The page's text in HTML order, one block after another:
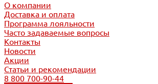
О компании
Доставка и оплата
Программа лояльности
Часто задаваемые вопросы
Контакты
Новости
Акции
Статьи и рекомендации
8 800 700-90-44